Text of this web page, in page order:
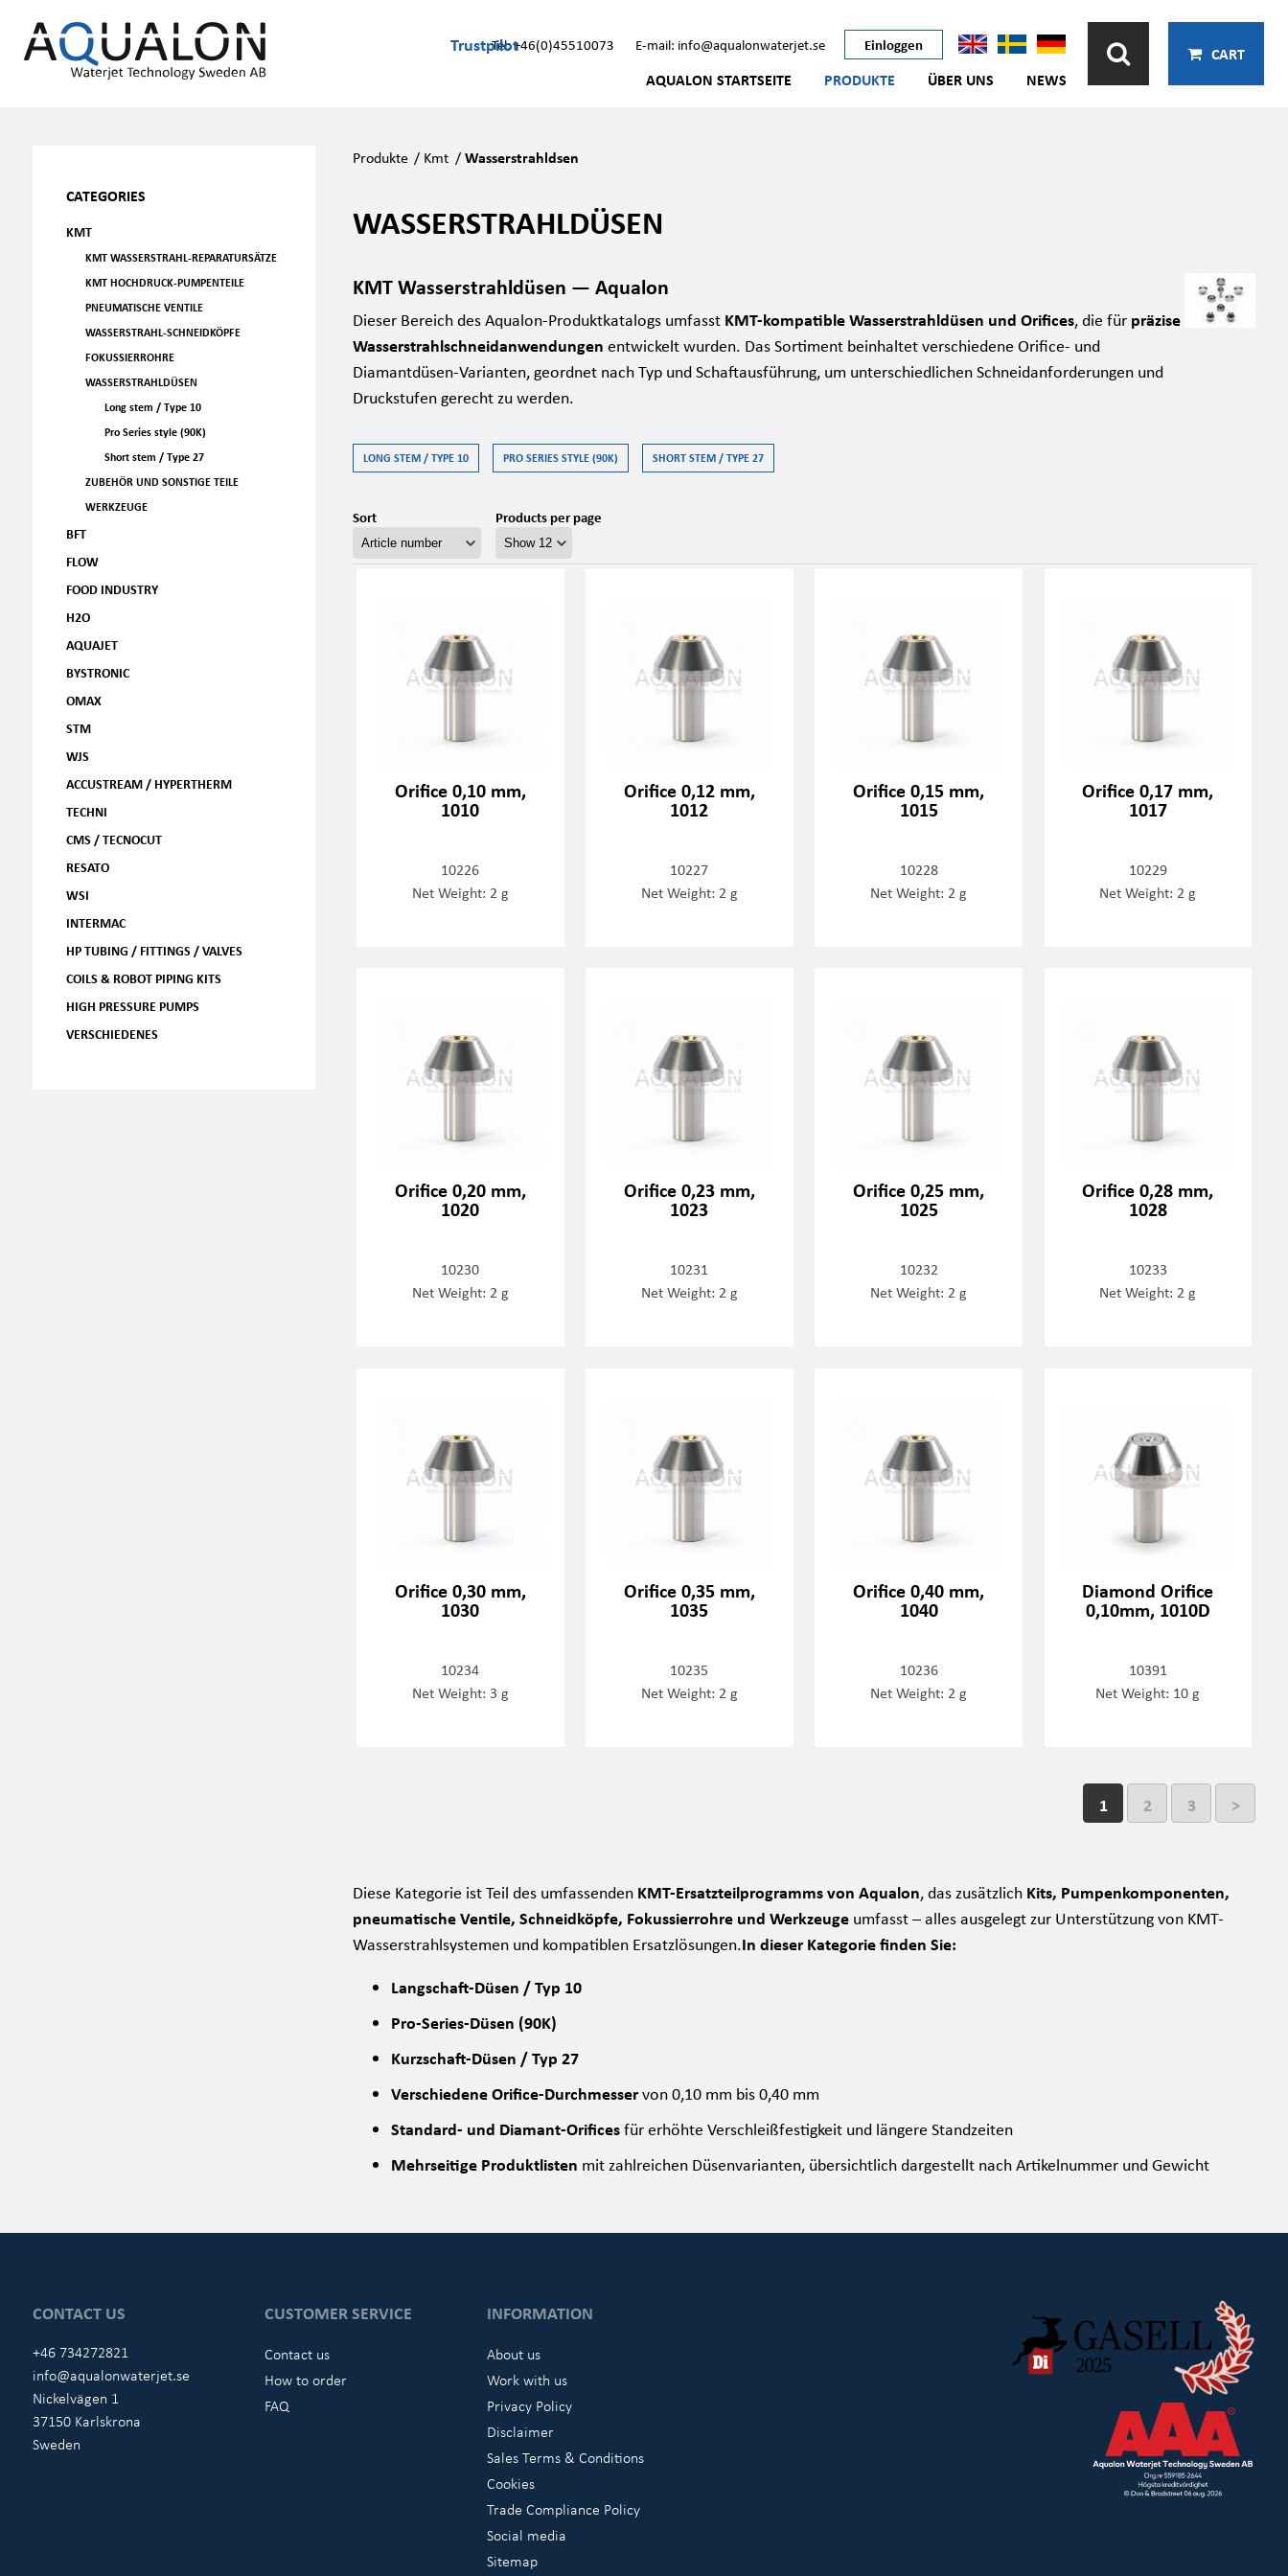
TrustpilotTel: +46(0)45510073 E-mail: info@aqualonwaterjet.se Einloggen
AQUALON STARTSEITE PRODUKTE ÜBER UNS NEWS
CART
CATEGORIES
KMT
KMT WASSERSTRAHL-REPARATURSÄTZE
KMT HOCHDRUCK-PUMPENTEILE
PNEUMATISCHE VENTILE
WASSERSTRAHL-SCHNEIDKÖPFE
FOKUSSIERROHRE
WASSERSTRAHLDÜSEN
Long stem / Type 10
Pro Series style (90K)
Short stem / Type 27
ZUBEHÖR UND SONSTIGE TEILE
WERKZEUGE
BFT
FLOW
FOOD INDUSTRY
H2O
AQUAJET
BYSTRONIC
OMAX
STM
WJS
ACCUSTREAM / HYPERTHERM
TECHNI
CMS / TECNOCUT
RESATO
WSI
INTERMAC
HP TUBING / FITTINGS / VALVES
COILS & ROBOT PIPING KITS
HIGH PRESSURE PUMPS
VERSCHIEDENES
Produkte / Kmt /Wasserstrahldsen
WASSERSTRAHLDÜSEN
KMT Wasserstrahldüsen — Aqualon
Dieser Bereich des Aqualon-Produktkatalogs umfasst KMT-kompatible Wasserstrahldüsen und Orifices, die für präzise
Wasserstrahlschneidanwendungen entwickelt wurden. Das Sortiment beinhaltet verschiedene Orifice- und
Diamantdüsen-Varianten, geordnet nach Typ und Schaftausführung, um unterschiedlichen Schneidanforderungen und
Druckstufen gerecht zu werden.
LONG STEM / TYPE 10 PRO SERIES STYLE (90K) SHORT STEM / TYPE 27
Sort Products per page
Orifice 0,10 mm,
1010
10226
Net Weight: 2 g
Orifice 0,12 mm,
1012
10227
Net Weight: 2 g
Orifice 0,15 mm,
1015
10228
Net Weight: 2 g
Orifice 0,17 mm,
1017
10229
Net Weight: 2 g
Orifice 0,20 mm,
1020
10230
Net Weight: 2 g
Orifice 0,23 mm,
1023
10231
Net Weight: 2 g
Orifice 0,25 mm,
1025
10232
Net Weight: 2 g
Orifice 0,28 mm,
1028
10233
Net Weight: 2 g
Orifice 0,30 mm,
1030
10234
Net Weight: 3 g
Orifice 0,35 mm,
1035
10235
Net Weight: 2 g
Orifice 0,40 mm,
1040
10236
Net Weight: 2 g
Diamond Orifice
0,10mm, 1010D
10391
Net Weight: 10 g
1 2 3 >
Diese Kategorie ist Teil des umfassenden KMT-Ersatzteilprogramms von Aqualon, das zusätzlich Kits, Pumpenkomponenten,
pneumatische Ventile, Schneidköpfe, Fokussierrohre und Werkzeugeumfasst – alles ausgelegt zur Unterstützung von KMT-
Wasserstrahlsystemen und kompatiblen Ersatzlösungen.In dieser Kategorie finden Sie:
Langschaft-Düsen / Typ 10
Pro-Series-Düsen (90K)
Kurzschaft-Düsen / Typ 27
Verschiedene Orifice-Durchmesservon 0,10 mm bis 0,40 mm
Standard- und Diamant-Orificesfür erhöhte Verschleißfestigkeit und längere Standzeiten
Mehrseitige Produktlisten mit zahlreichen Düsenvarianten, übersichtlich dargestellt nach Artikelnummer und Gewicht
CONTACT US
+46 734272821
info@aqualonwaterjet.se
Nickelvägen 1
37150 Karlskrona
Sweden
CUSTOMER SERVICE
Contact us
How to order
FAQ
INFORMATION
About us
Work with us
Privacy Policy
Disclaimer
Sales Terms & Conditions
Cookies
Trade Compliance Policy
Social media
Sitemap